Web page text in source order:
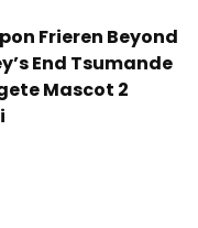
Frieren Beyond
End Tsumande
Mascot 2